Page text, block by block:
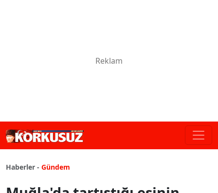
Haberler - Gündem